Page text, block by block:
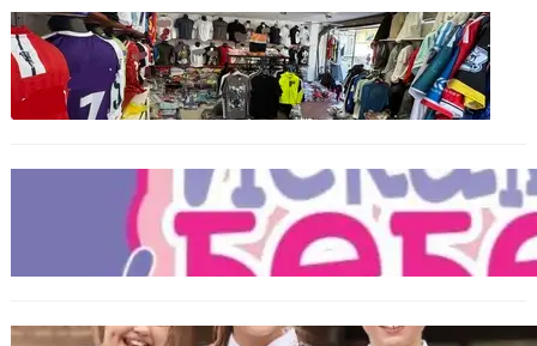
БЪЛГАРИЯ
Иззеха фалшиви стоки за близо 650 000
евро при акция във Варна и „Златни
пясъци“
Инвитро подкрепата под въпрос? „Искам
бебе“ се обяви срещу прехвърлянето на
Центъра към НЗОК
ИКОНОМИКА